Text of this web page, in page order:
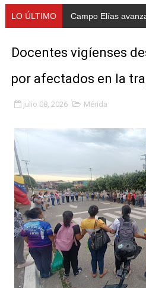
Gobernación de Mérida
Fundecem ofrece taller de
Gobierno bolivariano
Hospital universitario
Instituto Nacional de
Gobernación de Mérida
Corposalud inició talleres
Fortalecen formación
Fortaleciendo la economía
LO ÚLTIMO Campo Elías
Docentes vigíenses
por afectados en la
julio 08, 2026 Mérida